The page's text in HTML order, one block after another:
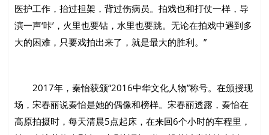
医护工作，抬过担架，背过伤病员。拍戏也和打仗一样，导
演一声‘咔’，火里也要钻，水里也要跳。无论在拍戏中遇到多
大的困难，只要戏拍出来了，就是最大的胜利。”
2017年，秦怡获颁“2016中华文化人物”称号。在颁授现
场，宋春丽说秦怡是她的偶像和榜样。宋春丽透露，秦怡在
高原拍摄时，每天清晨5点起床，在来回6个小时的车程里，